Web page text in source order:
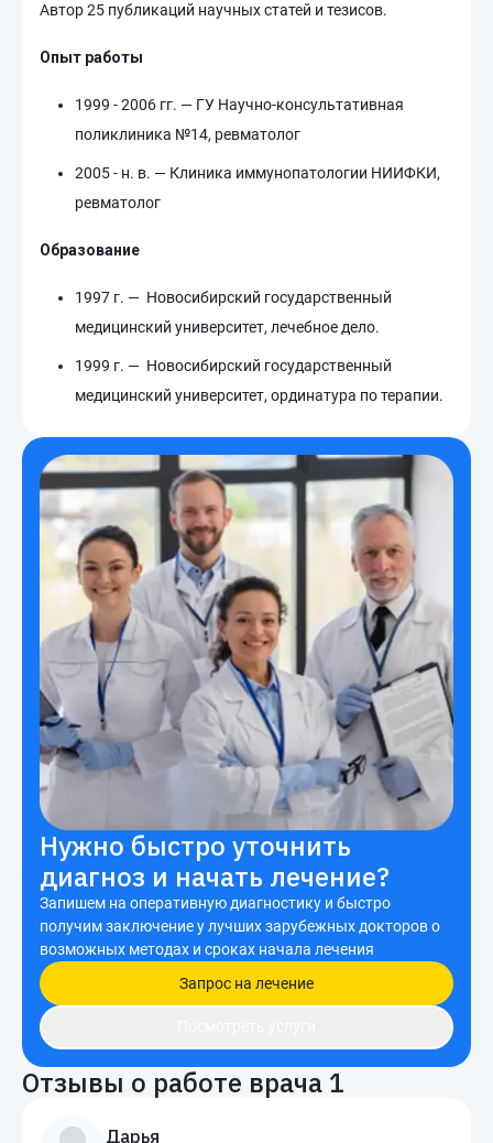
Автор 25 публикаций научных статей и тезисов.
Опыт работы
1999 - 2006 гг. — ГУ Научно-консультативная
поликлиника №14, ревматолог
2005 - н. в. — Клиника иммунопатологии НИИФКИ,
ревматолог
Образование
1997 г. — Новосибирский государственный
медицинский университет, лечебное дело.
1999 г. — Новосибирский государственный
медицинский университет, ординатура по терапии.
Нужно быстро уточнить
диагноз и начать лечение?
Запишем на оперативную диагностику и быстро
получим заключение у лучших зарубежных докторов о
возможных методах и сроках начала лечения
Запрос на лечение
Отзывы о работе врача 1
Дарья